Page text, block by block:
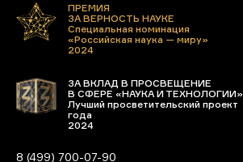
ПРЕМИЯ
ЗА ВЕРНОСТЬ НАУКЕ
Специальная номинация
«Российская наука — миру»
2024
ЗА ВКЛАД В ПРОСВЕЩЕНИЕ
В СФЕРЕ «НАУКА И ТЕХНОЛОГИИ»
Лучший просветительский проект
года
2024
8 (499) 700-07-90